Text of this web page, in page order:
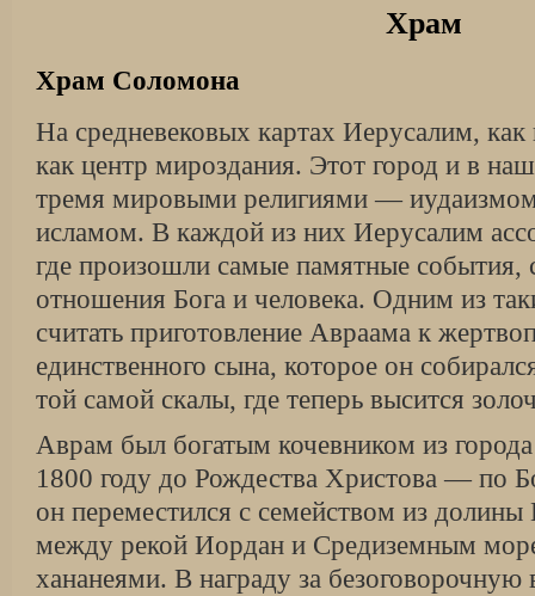
Храм
Храм Соломона
На средневековых картах Иерусалим,
как центр мироздания. Этот город и в
тремя мировыми религиями —
исламом. В каждой из них Иерусалим
где произошли самые памятные
отношения Бога и человека. Одним из
считать приготовление Авраама к
единственного сына, которое он
той самой скалы, где теперь высится
Аврам был богатым кочевником из
1800 году до Рождества Христова — по
он переместился с семейством из
между рекой Иордан и Средиземным
хананеями. В награду за безоговорочную